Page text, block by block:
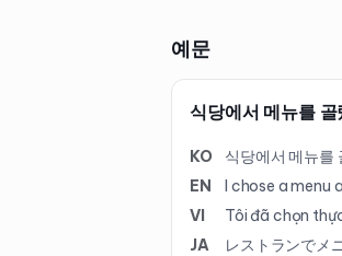
예문
식당에서 메뉴를 골
KO
식당에서 메뉴를
EN
I chose a menu
VI
Tôi đã chọn
JA
レストランでメ